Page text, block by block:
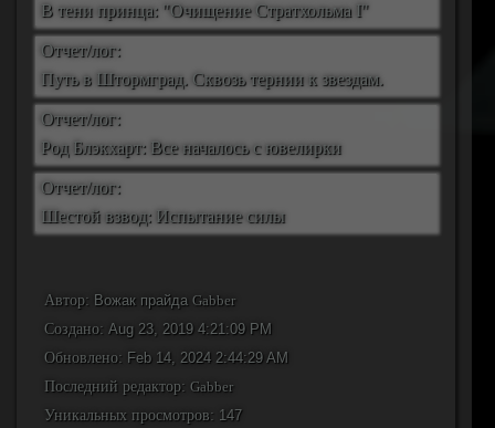
В тени принца: "Очищение Стратхольма I"
Отчет/лог:
Путь в Штормград. Сквозь тернии к звездам.
Отчет/лог:
Род Блэкхарт: Все началось с ювелирки
Отчет/лог:
Шестой взвод: Испытание силы
Автор: Вожак прайда Gabber
Создано: Aug 23, 2019 4:21:09 PM
Обновлено: Feb 14, 2024 2:44:29 AM
Последний редактор: Gabber
Уникальных просмотров: 147